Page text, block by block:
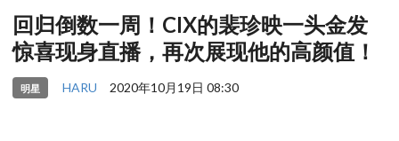
回归倒数一周！CIX的裴珍映一头金发
惊喜现身直播，再次展现他的高颜值！
明星 HARU 2020年10月19日 08:30